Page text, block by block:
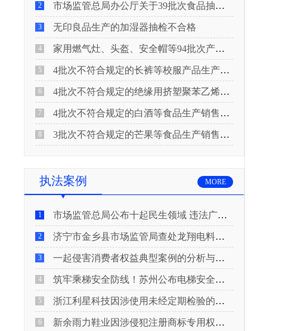
2 市场监管总局办公厅关于39批次食品抽检不合格情况的通报
3 无印良品生产的加湿器抽检不合格
4 家用燃气灶、头盔、安全帽等94批次产品抽查不合格！
5 4批次不符合规定的长裤等校服产品生产销售企业被济南市市场监管局通报！
6 4批次不符合规定的绝缘用挤塑聚苯乙烯泡沫板（XPS）等产品生产销售企业被广元市市场监督管理局通报！
7 4批次不符合规定的白酒等食品生产销售企业被重庆市市场监督管理局通告！
8 3批次不符合规定的芒果等食品生产销售企业被长治市屯留区市场监督管理局公告！
执法案例 MORE
1 市场监管总局公布十起民生领域 违法广告典型案例
2 济宁市金乡县市场监管局查处龙翔电料批发部非法销售电线电缆案
3 一起侵害消费者权益典型案例的分析与启示
4 筑牢乘梯安全防线！苏州公布电梯安全领域典型案例
5 浙江利星科技因涉使用未经定期检验的压力管道被查
6 新余雨力鞋业因涉侵犯注册商标专用权被查